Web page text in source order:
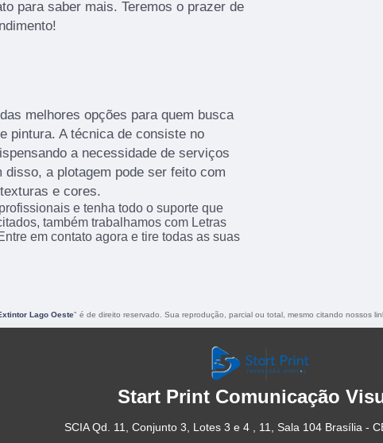
para saber mais. Teremos o prazer de
melhores opções para quem busca
pintura. A técnica de consiste no
a necessidade de serviços
a plotagem pode ser feito com
e cores.
e tenha todo o suporte que
também trabalhamos com Letras
em contato agora e tire todas as suas
Lago Oeste" é de direito reservado. Sua reprodução, parcial ou total, mesmo citando nossos
Start Print Comunicação
SCIA Qd. 11, Conjunto 3, Lotes 3 e 4 , 11, Sala 104 Brasília -